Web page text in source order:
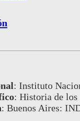
: Instituto
: Historia de los
: Buenos Aires: